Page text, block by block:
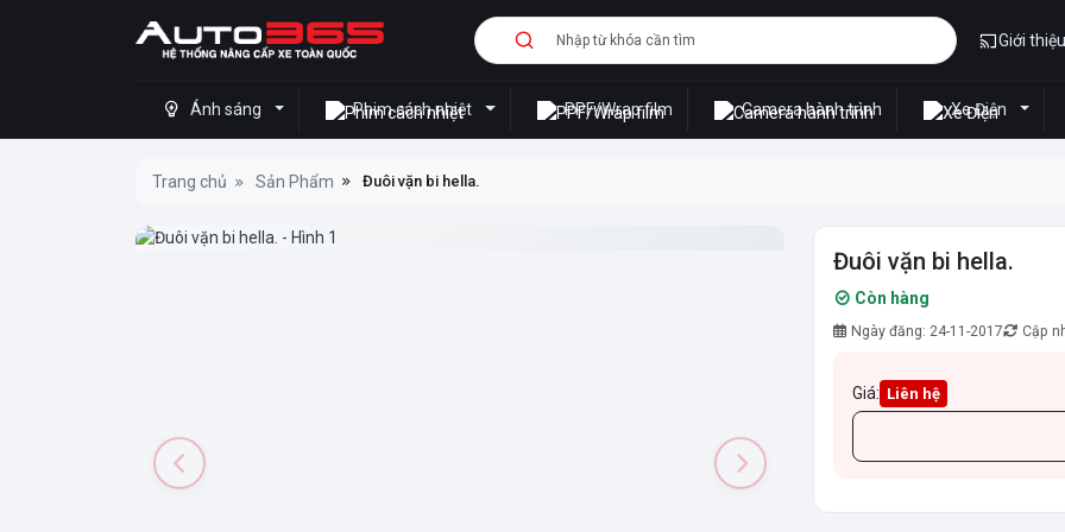
Giới thiệu
Ánh sáng Phim cách nhiệt PPF/Wrap film Camera hành trình Xe Điện
Trang chủ Sản Phẩm Đuôi vặn bi hella.
Đuôi vặn bi hella.
Còn hàng
Ngày đăng: 24-11-2017 Cập
Giá: Liên hệ